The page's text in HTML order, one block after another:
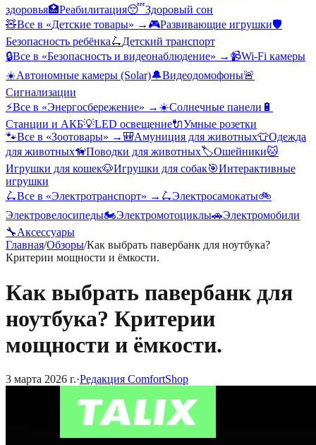
здоровья🏥Реабилитация😴Здоровый сон
🧸Все в «Детские товары» → 🎮Развивающие игрушки🛡️
Безопасность ребёнка🛴Детский транспорт
🔒Все в «Безопасность и видеонаблюдение» → 📹Wi-Fi камеры
☀️Автономные камеры (Solar)🔔Видеодомофоны🚨
Сигнализации
⚡Все в «Энергосбережение» → ☀️Солнечные панели 🔋
Станции и АКБ💡LED освещение🔌Умные розетки
🐾Все в «Зоотовары» → 🎒Амуниция для животных👕Одежда
для животных🦮Поводки для животных🏷️Ошейники🐱
Игрушки для кошек🐶Игрушки для собак🎯Интерактивные
игрушки
🛴Все в «Электротранспорт» → 🛴Электросамокаты🚲
Электровелосипеды🏍️Электромотоциклы🚗Электромобили
🔧Аксессуары
Главная/Обзоры/Как выбрать павербанк для ноутбука?
Критерии мощности и ёмкости.
Как выбрать павербанк для
ноутбука? Критерии
мощности и ёмкости.
3 марта 2026 г.·Редакция ComfortShop